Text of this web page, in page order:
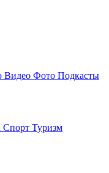
Видео Фото Подкасты
Спорт Туризм